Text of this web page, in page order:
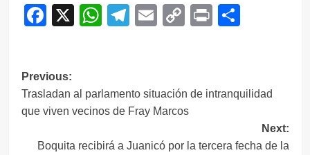
Facebook
X WhatsApp
Telegram
EmailCopy
Print
Navegación
de
entradas
Previous:
Trasladan al parlamento situación de intranquilidad
que viven vecinos de Fray Marcos
Next:
Boquita recibirá a Juanicó por la tercera fecha de la